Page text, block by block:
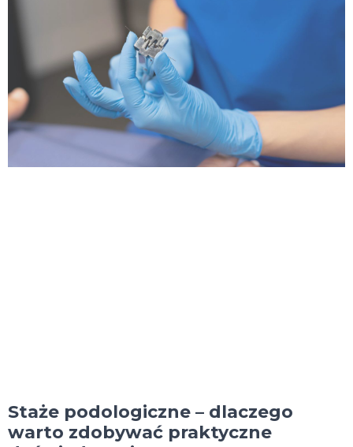
Staże podologiczne – dlaczego
warto zdobywać praktyczne